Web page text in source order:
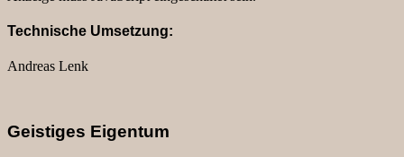
Technische Umsetzung:
Andreas Lenk
Geistiges Eigentum